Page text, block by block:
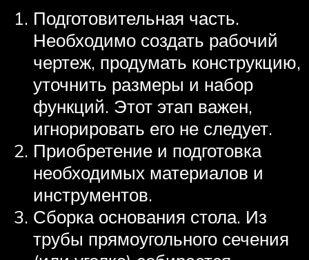
Подготовительная часть.
Необходимо создать рабочий
чертеж, продумать конструкцию,
уточнить размеры и набор
функций. Этот этап важен,
игнорировать его не следует.
Приобретение и подготовка
необходимых материалов и
инструментов.
Сборка основания стола. Из
трубы прямоугольного сечения